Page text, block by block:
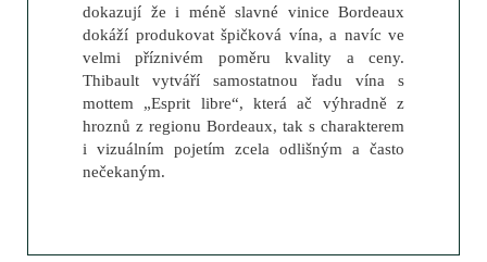
dokazují že i méně slavné vinice Bordeaux
dokáží produkovat špičková vína, a navíc ve
velmi příznivém poměru kvality a ceny.
Thibault vytváří samostatnou řadu vína s
mottem „Esprit libre“, která ač výhradně z
hroznů z regionu Bordeaux, tak s charakterem
i vizuálním pojetím zcela odlišným a často
nečekaným.